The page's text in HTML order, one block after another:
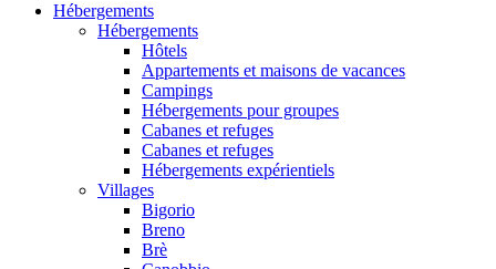
Hébergements
Hébergements
Hôtels
Appartements et maisons de vacances
Campings
Hébergements pour groupes
Cabanes et refuges
Cabanes et refuges
Hébergements expérientiels
Villages
Bigorio
Breno
Brè